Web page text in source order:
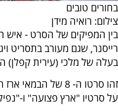
בחורים טובים
צילום: רואיה מידן
בין המפיקים של הסרט - איש
רייסנר, שגם מעורב בתסריט
בעלה של מלכי (עירית קפלן)
על סרטיו "ארץ פצועה" ו-